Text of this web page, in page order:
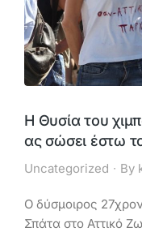
Η Θυσία του
ας σώσει έστω
Uncategorized By
Ο δύσμοιρος
Σπάτα στο Αττικό